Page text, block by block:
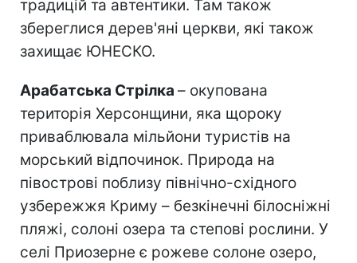
традицій та автентики. Там також
збереглися дерев'яні церкви, які також
захищає ЮНЕСКО.
Арабатська Стрілка – окупована
територія Херсонщини, яка щороку
приваблювала мільйони туристів на
морський відпочинок. Природа на
півострові поблизу північно-східного
узбережжя Криму – безкінечні білосніжні
пляжі, солоні озера та степові рослини. У
селі Приозерне є рожеве солоне озеро,